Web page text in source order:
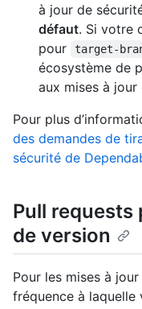
à jour de
défaut. Si votre
pour
target-
écosystème de
aux mises à
Pour plus
des demandes de
sécurité de
Pull requests
de version
Pour les mises à
fréquence à